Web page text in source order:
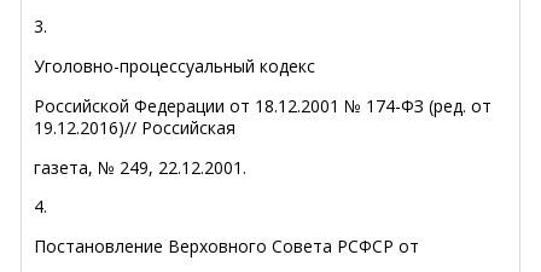
3.
Уголовно-процессуальный кодекс
Российской Федерации от 18.12.2001 № 174-ФЗ (ред. от
19.12.2016)// Российская
газета, № 249, 22.12.2001.
4.
Постановление Верховного Совета РСФСР от